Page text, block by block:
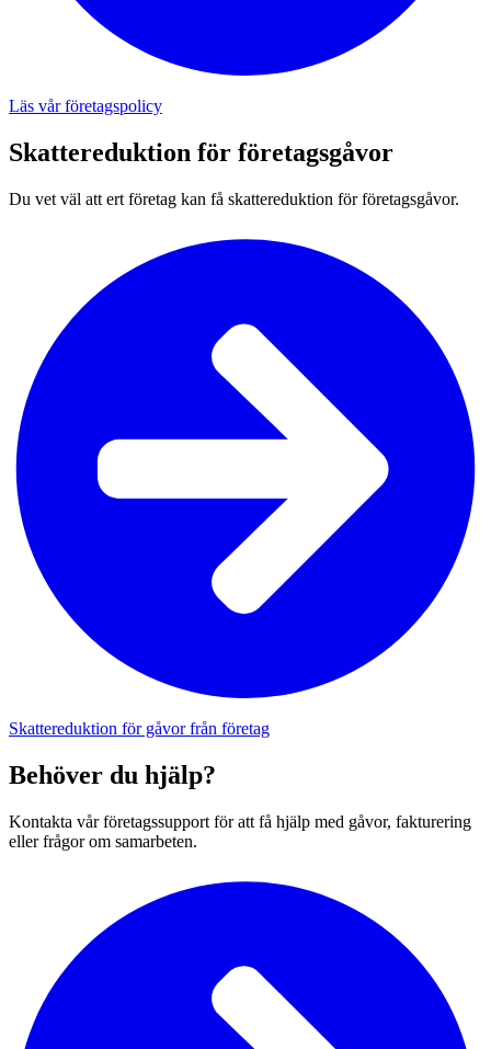
Läs vår företagspolicy
Skattereduktion för företagsgåvor
Du vet väl att ert företag kan få skattereduktion för företagsgåvor.
Skattereduktion för gåvor från företag
Behöver du hjälp?
Kontakta vår företagssupport för att få hjälp med gåvor, fakturering
eller frågor om samarbeten.